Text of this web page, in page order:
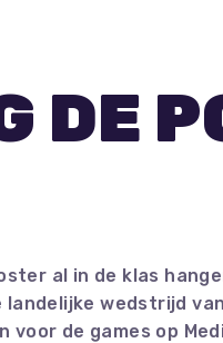
DE
al in de klas
landelijke wedstrijd
voor de games op